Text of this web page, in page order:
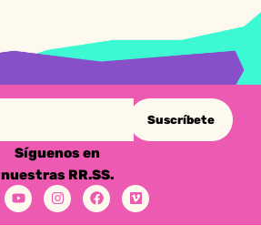
Suscríbete
Síguenos en
nuestras RR.SS.